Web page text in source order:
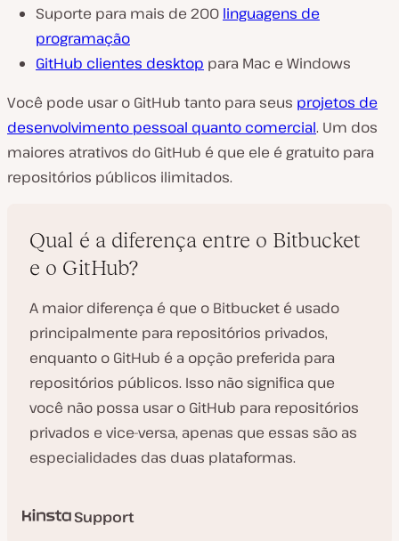
Suporte para mais de 200 linguagens de
programação
GitHub clientes desktop para Mac e Windows
Você pode usar o GitHub tanto para seus projetos de
desenvolvimento pessoal quanto comercial. Um dos
maiores atrativos do GitHub é que ele é gratuito para
repositórios públicos ilimitados.
Qual é a diferença entre o Bitbucket
e o GitHub?
A maior diferença é que o Bitbucket é usado
principalmente para repositórios privados,
enquanto o GitHub é a opção preferida para
repositórios públicos. Isso não significa que
você não possa usar o GitHub para repositórios
privados e vice-versa, apenas que essas são as
especialidades das duas plataformas.
Support